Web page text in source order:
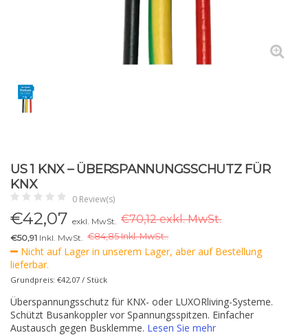
US 1 KNX – ÜBERSPANNUNGSSCHUTZ FÜR
KNX
0 Review(s)
€42,07 exkl. MwSt. €70,12 exkl. MwSt.
€50,91 Inkl. MwSt. €84,85 Inkl. MwSt..
Nicht auf Lager in unserem Lager, aber auf Bestellung
lieferbar.
Grundpreis: €42,07 / Stück
Überspannungsschutz für KNX- oder LUXORliving-Systeme.
Schützt Busankoppler vor Spannungsspitzen. Einfacher
Austausch gegen Busklemme. Lesen Sie mehr